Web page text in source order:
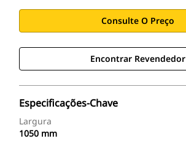
Consulte O Preço
Encontrar Revendedor
Especificações-Chave
Largura
1050 mm